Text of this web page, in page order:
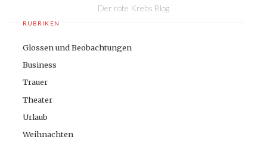
Der rote Krebs Blog
RUBRIKEN
Glossen und Beobachtungen
Business
Trauer
Theater
Urlaub
Weihnachten